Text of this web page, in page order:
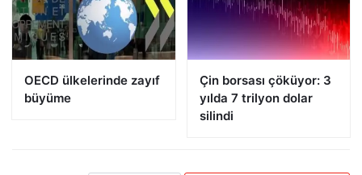
OECD ülkelerinde zayıf
büyüme
Çin borsası çöküyor: 3
yılda 7 trilyon dolar
silindi